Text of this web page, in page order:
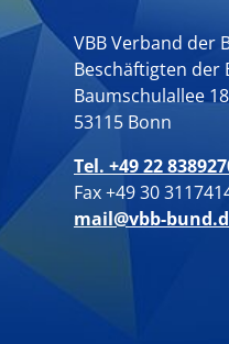
VBB Verband der
Beschäftigten der
Baumschulallee
53115 Bonn
Tel. +49 22
Fax +49 30
mail@vbb-